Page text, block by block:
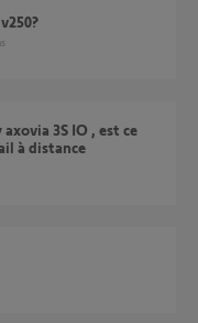
à distance